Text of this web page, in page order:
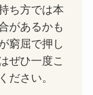
ち方では本
があるかも
窮屈で押し
ぜひ一度こ
ださい。